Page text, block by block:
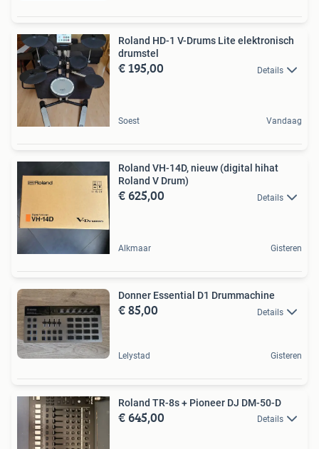
Roland HD-1 V-Drums Lite elektronisch
drumstel
€ 195,00 Details
Soest Vandaag
Roland VH-14D, nieuw (digital hihat
Roland V Drum)
€ 625,00 Details
Alkmaar Gisteren
Donner Essential D1 Drummachine
€ 85,00 Details
Lelystad Gisteren
Roland TR-8s + Pioneer DJ DM-50-D
€ 645,00 Details